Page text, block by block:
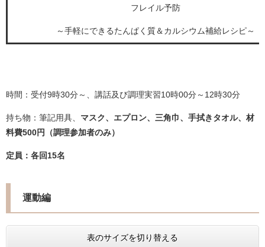
フレイル予防
～手軽にできるたんぱく質＆カルシウム補給レシピ～
時間：受付9時30分～、講話及び調理実習10時00分～12時30分
持ち物：筆記用具、 マスク、エプロン、三角巾、手拭きタオル、材
料費500円（調理参加者のみ）
定員：各回15名
運動編
表のサイズを切り替える